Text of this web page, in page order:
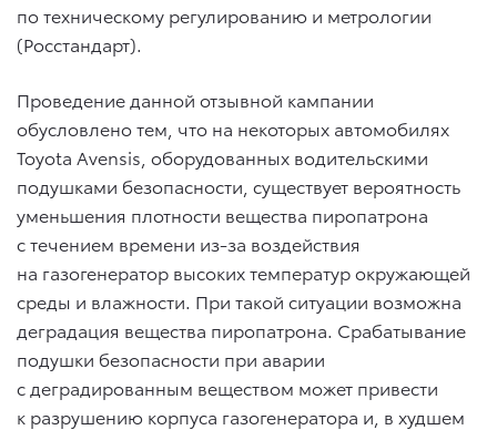
по техническому регулированию и метрологии
(Росстандарт).
Проведение данной отзывной кампании
обусловлено тем, что на некоторых автомобилях
Toyota Avensis, оборудованных водительскими
подушками безопасности, существует вероятность
уменьшения плотности вещества пиропатрона
с течением времени из-за воздействия
на газогенератор высоких температур окружающей
среды и влажности. При такой ситуации возможна
деградация вещества пиропатрона. Срабатывание
подушки безопасности при аварии
с деградированным веществом может привести
к разрушению корпуса газогенератора и, в худшем